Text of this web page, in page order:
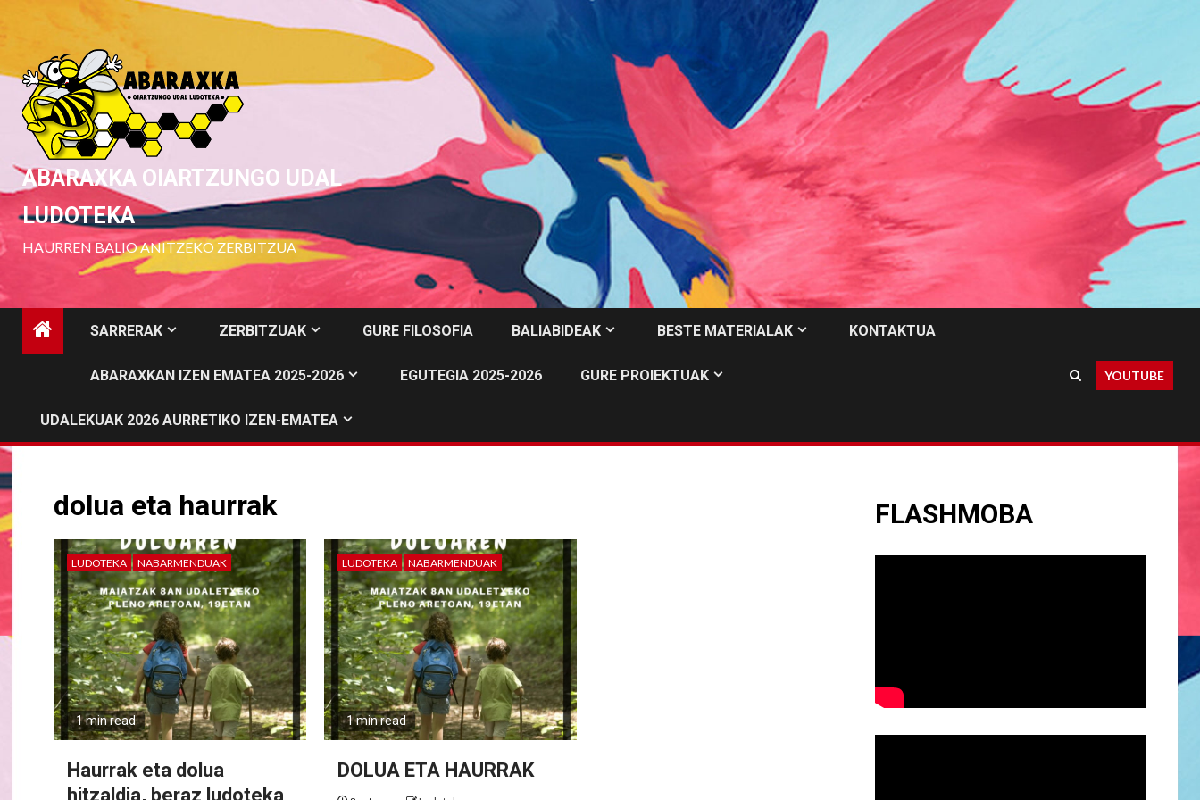
to
content
ABARAXKA OIARTZUNGO UDAL
LUDOTEKA
HAURREN BALIO ANITZEKO ZERBITZUA
SARRERAK ZERBITZUAK GURE FILOSOFIA BALIABIDEAK BESTE MATERIALAK KONTAKTUA
ABARAXKAN IZEN EMATEA 2025-2026 EGUTEGIA 2025-2026 GURE PROIEKTUAK
UDALEKUAK 2026 AURRETIKO IZEN-EMATEA
YOUTUBE
dolua eta haurrak
LUDOTEKA NABARMENDUAK
1 min read
Haurrak eta dolua
hitzaldia, beraz ludoteka
LUDOTEKA NABARMENDUAK
1 min read
DOLUA ETA HAURRAK
FLASHMOBA